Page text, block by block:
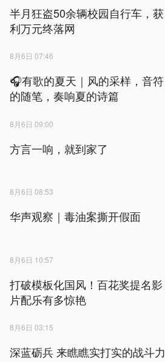
半月狂盗50余辆校园自行车，获
利万元终落网
8月6日 07:46
🎧有歌的夏天｜风的采样，音符
的随笔，奏响夏的诗篇
8月6日 09:00
方言一响，就到家了
8月6日 08:53
华声观察｜毒油案撕开假面
8月6日 10:57
打破模板化国风！百花奖提名影
片配乐有多惊艳
8月6日 03:15
深蓝砺兵 来瞧瞧实打实的战斗力